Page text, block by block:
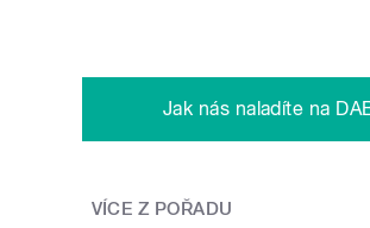
Jak nás naladíte na
VÍCE Z POŘADU